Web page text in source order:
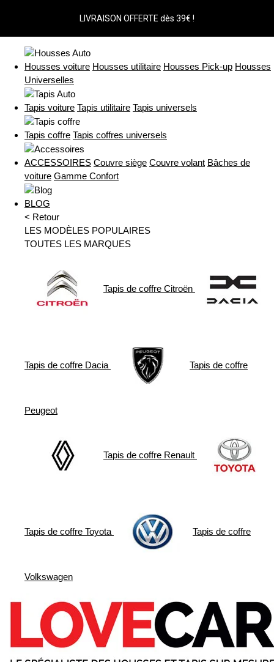
LIVRAISON OFFERTE dès 39€ !
Housses voiture Housses utilitaire Housses Pick-up Housses
Universelles
Tapis voiture Tapis utilitaire Tapis universels
Tapis coffre Tapis coffres universels
ACCESSOIRES Couvre siège Couvre volant Bâches de
voiture Gamme Confort
BLOG
< Retour
LES MODÈLES POPULAIRES
TOUTES LES MARQUES
Tapis de coffre Citroën
Tapis de coffre Dacia Tapis de coffre
Peugeot
Tapis de coffre Renault
Tapis de coffre Toyota Tapis de coffre
Volkswagen